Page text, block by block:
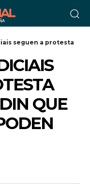
seguen a protesta
QUE